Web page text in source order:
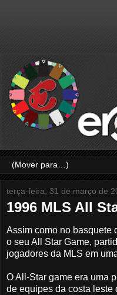
terça-feira, 31 de março de
1996 MLS All
Assim como no basquete
o seu All Star Game,
jogadores da MLS em
O All-Star game era uma
de equipes da costa leste